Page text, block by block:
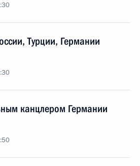
Турции, Германии
канцлером Германии